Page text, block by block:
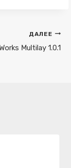
ДАЛЕЕ
Multilay 1.0.1